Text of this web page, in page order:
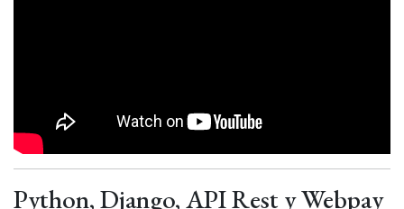
Python, Django, API Rest y Webpay